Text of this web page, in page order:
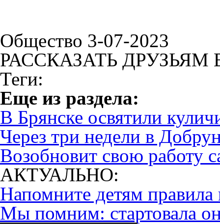
Общество 3-07-2023
РАССКАЗАТЬ ДРУЗЬЯМ
Теги:
Eще из раздела:
В Брянске освятили
Через три недели в
Возобновит свою работу
АКТУАЛЬНО:
Напомните детям правила
Мы помним: стартовала